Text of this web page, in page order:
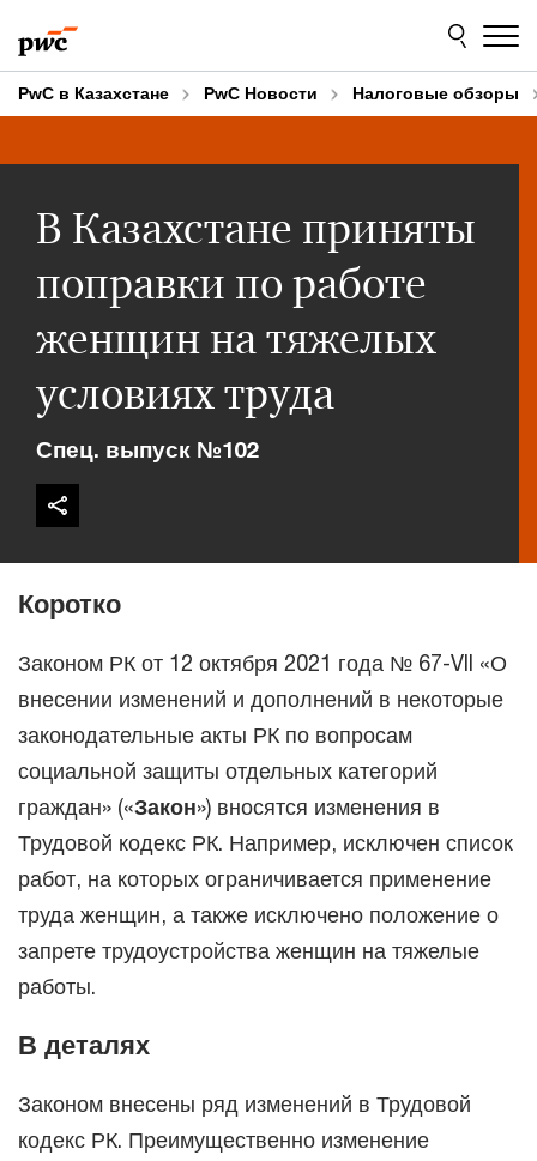
to
content
to
footer
PwC в Казахстане PwC Новости Налоговые обзоры
В Казахстане приняты
поправки по работе
женщин на тяжелых
условиях труда
Спец. выпуск №102
Коротко
Законом РК от 12 октября 2021 года № 67-VII «О
внесении изменений и дополнений в некоторые
законодательные акты РК по вопросам
социальной защиты отдельных категорий
граждан» («Закон») вносятся изменения в
Трудовой кодекс РК. Например, исключен список
работ, на которых ограничивается применение
труда женщин, а также исключено положение о
запрете трудоустройства женщин на тяжелые
работы.
В деталях
Законом внесены ряд изменений в Трудовой
кодекс РК. Преимущественно изменение